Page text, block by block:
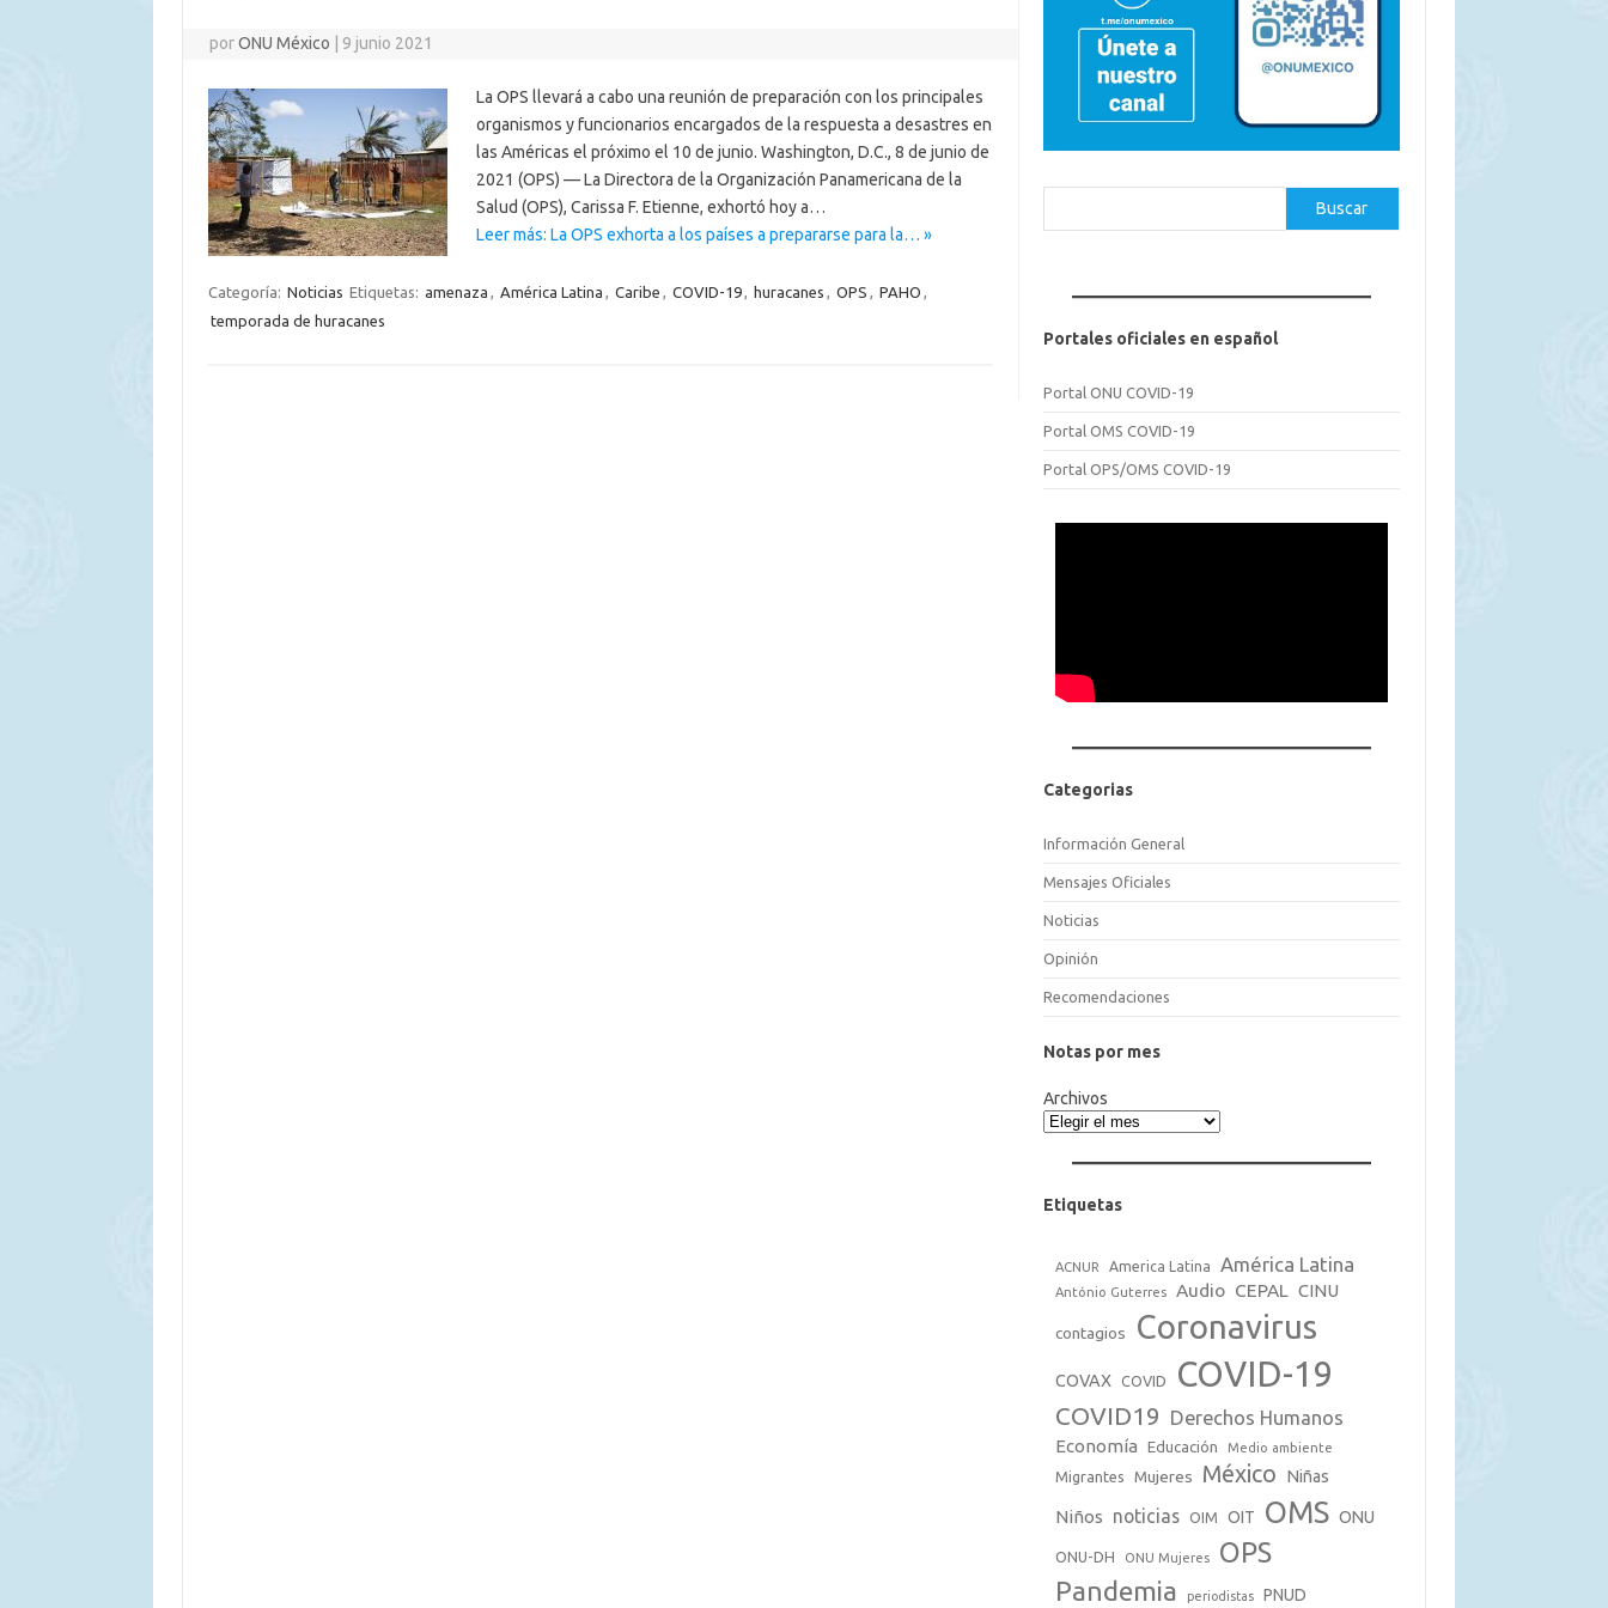
porONU México 9 junio 2021
La OPS llevará a cabo una reunión de preparación con los principales
organismos y funcionarios encargados de la respuesta a desastres en
las Américas el próximo el 10 de junio. Washington, D.C., 8 de junio de
2021 (OPS) — La Directora de la Organización Panamericana de la
Salud (OPS), Carissa F. Etienne, exhortó hoy a…
Leer más: La OPS exhorta a los países a prepararse para la… »
Categoría: Noticias Etiquetas: amenaza , América Latina , Caribe , COVID-19, huracanes , OPS , PAHO ,
temporada de huracanes
Buscar
Portales oficiales en español
Portal ONU COVID-19
Portal OMS COVID-19
Portal OPS/OMS COVID-19
Categorias
Información General
Mensajes Oficiales
Noticias
Opinión
Recomendaciones
Notas por mes
Archivos
Etiquetas
ACNUR America Latina América Latina
António Guterres Audio CEPAL CINU
contagios Coronavirus
COVAX COVID COVID-19
COVID19 Derechos Humanos
Economía Educación Medio ambiente
Migrantes Mujeres México Niñas
Niños noticias OIM OIT OMS ONU
ONU-DH ONU Mujeres OPS
Pandemia periodistas PNUD